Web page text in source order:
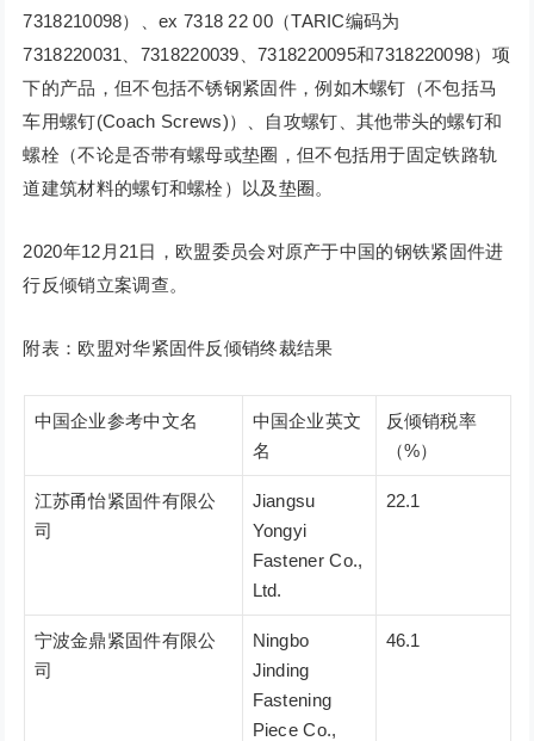
7318210098）、ex 7318 22 00（TARIC编码为
7318220031、7318220039、7318220095和7318220098）项
下的产品，但不包括不锈钢紧固件，例如木螺钉（不包括马
车用螺钉(Coach Screws)）、自攻螺钉、其他带头的螺钉和
螺栓（不论是否带有螺母或垫圈，但不包括用于固定铁路轨
道建筑材料的螺钉和螺栓）以及垫圈。
2020年12月21日，欧盟委员会对原产于中国的钢铁紧固件进
行反倾销立案调查。
附表：欧盟对华紧固件反倾销终裁结果
中国企业参考中文名
中国企业英文
名
反倾销税率
（%）
江苏甬怡紧固件有限公
司
Jiangsu
Yongyi
Fastener Co.,
Ltd.
22.1
宁波金鼎紧固件有限公
司
Ningbo
Jinding
Fastening
Piece Co.,
46.1